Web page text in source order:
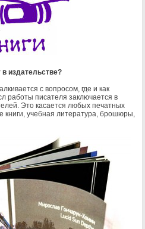
в издательстве?
с вопросом, где и как
работы писателя заключается в
Это касается любых печатных
книги, учебная литература, брошюры,